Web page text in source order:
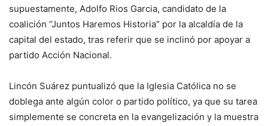
supuestamente, Adolfo Rios Garcia, candidato de la
coalición “Juntos Haremos Historia” por la alcaldía de la
capital del estado, tras referir que se inclinó por apoyar a
partido Acción Nacional.
Lincón Suárez puntualizó que la Iglesia Católica no se
doblega ante algún color o partido político, ya que su tarea
simplemente se concreta en la evangelización y la muestra